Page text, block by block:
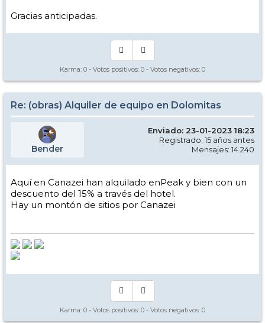
Gracias anticipadas.
Karma: 0 - Votos positivos: 0 - Votos negativos: 0
Re: (obras) Alquiler de equipo en Dolomitas
Bender
Enviado: 23-01-2023 18:23
Registrado: 15 años antes
Mensajes: 14.240
Aquí en Canazei han alquilado enPeak y bien con un
descuento del 15% a través del hotel.
Hay un montón de sitios por Canazei
Karma: 0 - Votos positivos: 0 - Votos negativos: 0